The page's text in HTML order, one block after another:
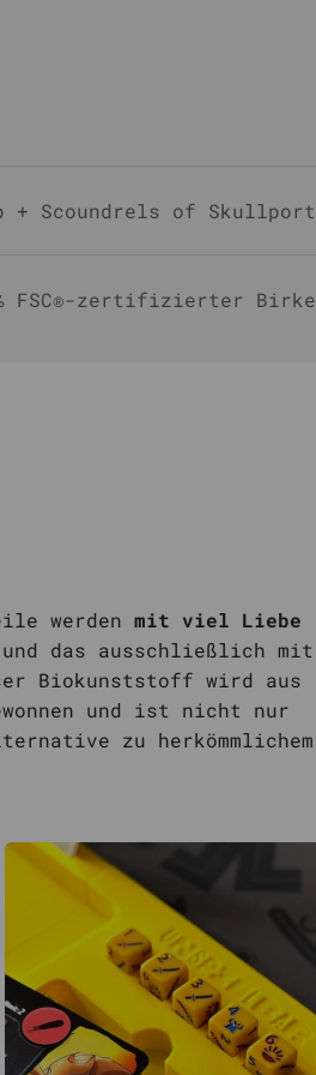
+ Scoundrels of Skullport
FSC®-zertifizierter Birke
werden mit viel Liebe
das ausschließlich mit
Biokunststoff wird aus
und ist nicht nur
zu herkömmlichem